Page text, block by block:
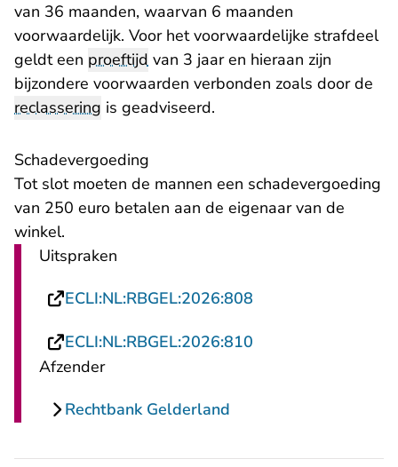
van 36 maanden, waarvan 6 maanden
voorwaardelijk. Voor het voorwaardelijke strafdeel
geldt een proeftijd van 3 jaar en hieraan zijn
bijzondere voorwaarden verbonden zoals door de
reclassering is geadviseerd.
Schadevergoeding
Tot slot moeten de mannen een schadevergoeding
van 250 euro betalen aan de eigenaar van de
winkel.
Uitspraken
ECLI:NL:RBGEL:2026:808
ECLI:NL:RBGEL:2026:810
Afzender
Rechtbank Gelderland